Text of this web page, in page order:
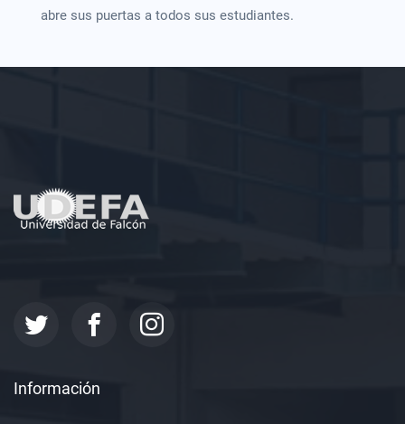
abre sus puertas a todos sus estudiantes.
Información